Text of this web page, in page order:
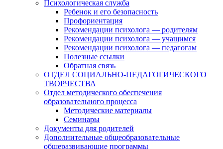
Психологическая служба
Ребенок и его безопасность
Профориентация
Рекомендации психолога — родителям
Рекомендации психолога — учащимся
Рекомендации психолога — педагогам
Полезные ссылки
Обратная связь
ОТДЕЛ СОЦИАЛЬНО-ПЕДАГОГИЧЕСКОГО
ТВОРЧЕСТВА
Отдел методического обеспечения
образовательного процесса
Методические материалы
Семинары
Документы для родителей
Дополнительные общеобразовательные
общеразвивающие программы